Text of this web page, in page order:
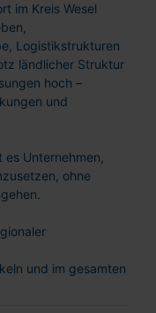
im Kreis Wesel
Logistikstrukturen
ländlicher Struktur
hoch –
und
es Unternehmen,
ohne
und im gesamten